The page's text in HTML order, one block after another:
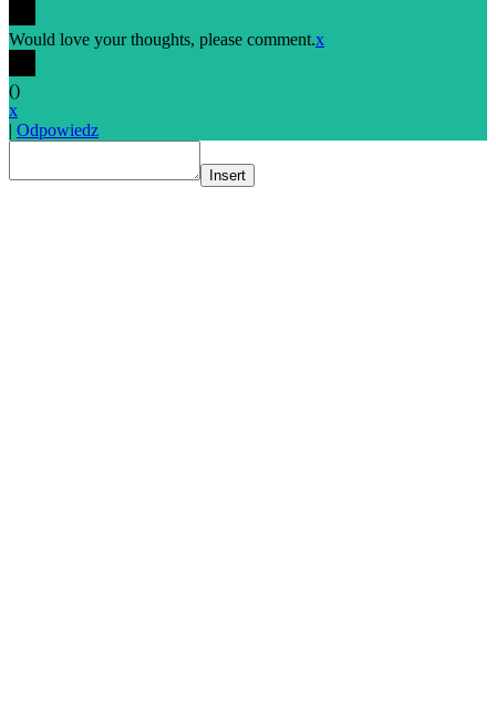
Would love your thoughts, please comment.x
()
x
| Odpowiedz
Insert